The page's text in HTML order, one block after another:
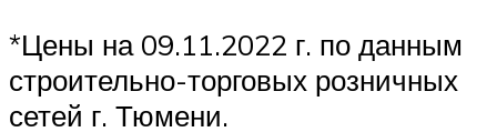
*Цены на 09.11.2022 г. по данным
строительно-торговых розничных
сетей г. Тюмени.